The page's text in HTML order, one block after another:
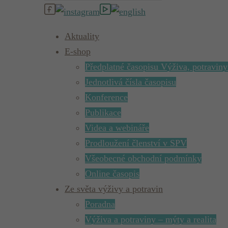
Aktuality
E-shop
Předplatné časopisu Výživa,
Jednotlivá čísla časopisu
Konference
Publikace
Videa a webináře
Prodloužení členství v SPV
Všeobecné obchodní podmínky
Online časopis
Ze světa výživy a potravin
Poradna
Výživa a potraviny – mýty a realita